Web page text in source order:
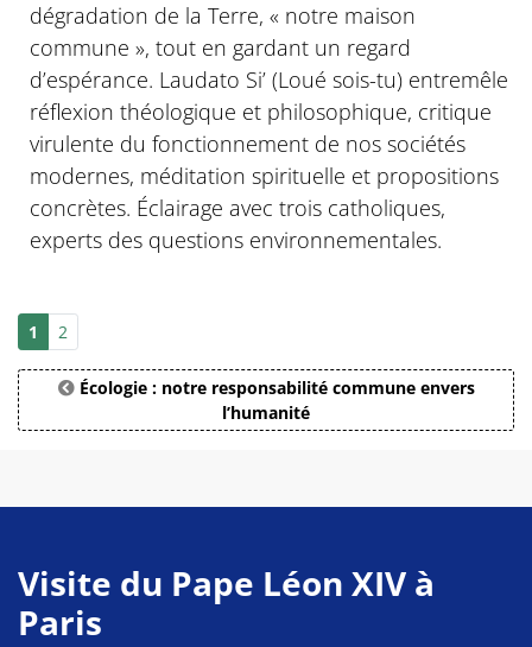
dégradation de la Terre, « notre maison
commune », tout en gardant un regard
d’espérance. Laudato Si’ (Loué sois-tu) entremêle
réflexion théologique et philosophique, critique
virulente du fonctionnement de nos sociétés
modernes, méditation spirituelle et propositions
concrètes. Éclairage avec trois catholiques,
experts des questions environnementales.
1 2
Écologie : notre responsabilité commune envers
l’humanité
Visite du Pape Léon XIV à
Paris